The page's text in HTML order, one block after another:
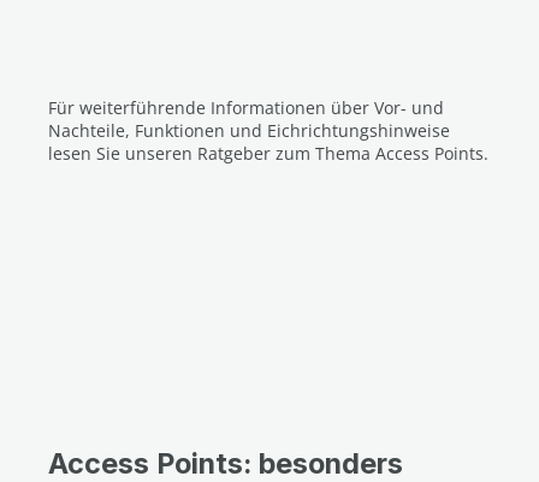
Für weiterführende Informationen über Vor- und
Nachteile, Funktionen und Eichrichtungshinweise
lesen Sie unseren Ratgeber zum Thema Access Points.
Access Points: besonders